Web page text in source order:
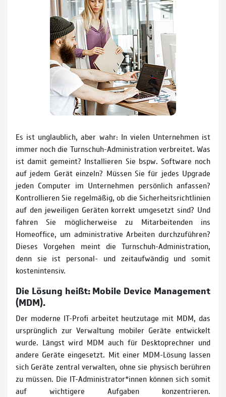
Es ist unglaublich, aber wahr: In vielen Unternehmen ist
immer noch die Turnschuh-Administration verbreitet. Was
ist damit gemeint? Installieren Sie bspw. Software noch
auf jedem Gerät einzeln? Müssen Sie für jedes Upgrade
jeden Computer im Unternehmen persönlich anfassen?
Kontrollieren Sie regelmäßig, ob die Sicherheitsrichtlinien
auf den jeweiligen Geräten korrekt umgesetzt sind? Und
fahren Sie möglicherweise zu Mitarbeitenden ins
Homeoffice, um administrative Arbeiten durchzuführen?
Dieses Vorgehen meint die Turnschuh-Administration,
denn sie ist personal- und zeitaufwändig und somit
kostenintensiv.
Die Lösung heißt: Mobile Device Management
(MDM).
Der moderne IT-Profi arbeitet heutzutage mit MDM, das
ursprünglich zur Verwaltung mobiler Geräte entwickelt
wurde. Längst wird MDM auch für Desktoprechner und
andere Geräte eingesetzt. Mit einer MDM-Lösung lassen
sich Geräte zentral verwalten, ohne sie physisch berühren
zu müssen. Die IT-Administrator*innen können sich somit
auf wichtigere Aufgaben konzentrieren.